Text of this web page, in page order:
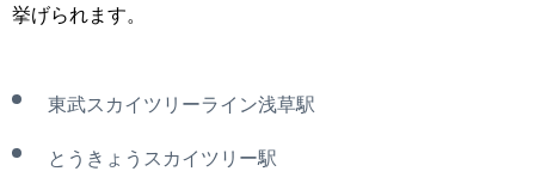
挙げられます。
東武スカイツリーライン浅草駅
とうきょうスカイツリー駅